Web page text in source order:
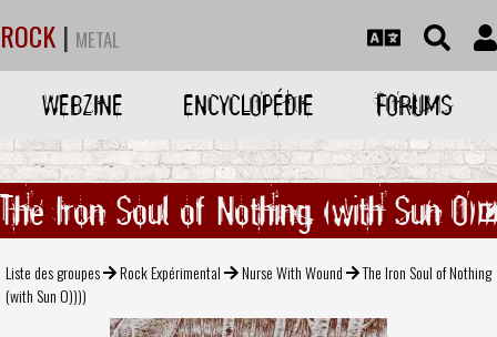
ROCK | METAL
WEBZINE ENCYCLOPÉDIE FORUMS
Iron Soul of Nothing (with Sun
Liste des groupes Rock Expérimental Nurse With Wound
The Iron Soul of Nothing
(with Sun O))))